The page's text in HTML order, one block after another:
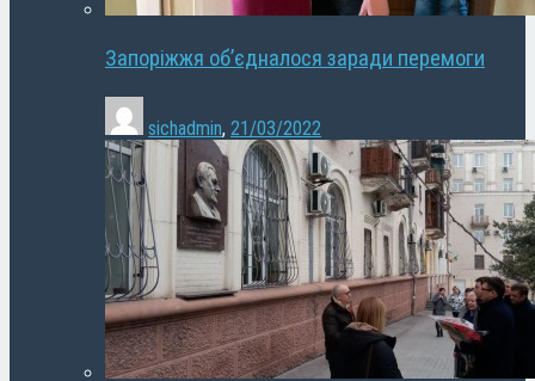
Запоріжжя об’єдналося заради перемоги
sichadmin, 21/03/2022